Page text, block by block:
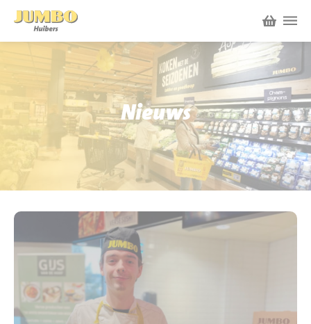
Winkels
P.W.A. Park
Bruïneplein
Nieuws
Acties
Werken bij Jumbo Huibers
Vacatures en Solliciteren
Werken en leren
Jumbo.com
BBQ gigant webshop
Nieuws